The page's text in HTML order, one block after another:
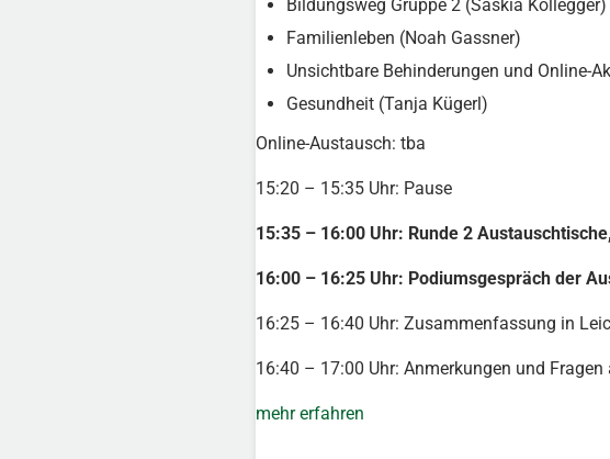
Bildungsweg Gruppe 2 (Saskia Kollegger)
Familienleben (Noah Gassner)
Unsichtbare Behinderungen und Online-
Gesundheit (Tanja Kügerl)
Online-Austausch: tba
15:20 – 15:35 Uhr: Pause
15:35 – 16:00 Uhr: Runde 2
16:00 – 16:25 Uhr: Podiumsgespräch der
16:25 – 16:40 Uhr: Zusammenfassung in
16:40 – 17:00 Uhr: Anmerkungen und
mehr erfahren